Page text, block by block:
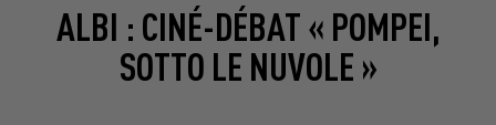
ALBI : CINÉ-DÉBAT « POMPEI,
SOTTO LE NUVOLE »